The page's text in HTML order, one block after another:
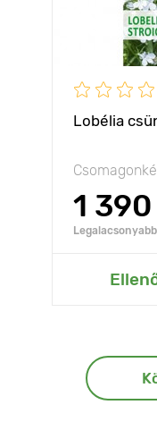
Lobélia
1 390